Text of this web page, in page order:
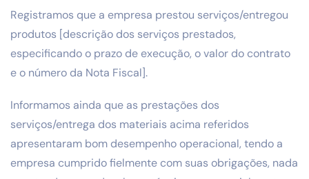
Registramos que a empresa prestou serviços/entregou
produtos [descrição dos serviços prestados,
especificando o prazo de execução, o valor do contrato
e o número da Nota Fiscal].
Informamos ainda que as prestações dos
serviços/entrega dos materiais acima referidos
apresentaram bom desempenho operacional, tendo a
empresa cumprido fielmente com suas obrigações, nada